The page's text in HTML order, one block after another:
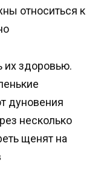
относиться к
их здоровью.
дуновения
несколько
щенят на